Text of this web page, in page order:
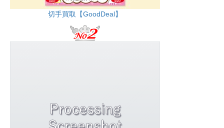
切手買取【GoodDeal】